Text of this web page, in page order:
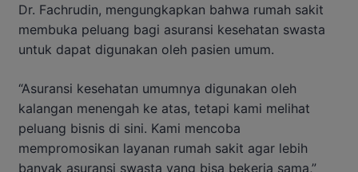
Dr. Fachrudin, mengungkapkan bahwa rumah sakit
membuka peluang bagi asuransi kesehatan swasta
untuk dapat digunakan oleh pasien umum.
“Asuransi kesehatan umumnya digunakan oleh
kalangan menengah ke atas, tetapi kami melihat
peluang bisnis di sini. Kami mencoba
mempromosikan layanan rumah sakit agar lebih
banyak asuransi swasta yang bisa bekerja sama,”